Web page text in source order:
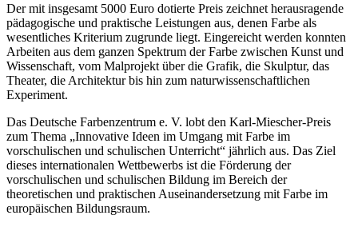
Der mit insgesamt 5000 Euro dotierte Preis zeichnet herausragende
pädagogische und praktische Leistungen aus, denen Farbe als
wesentliches Kriterium zugrunde liegt. Eingereicht werden konnten
Arbeiten aus dem ganzen Spektrum der Farbe zwischen Kunst und
Wissenschaft, vom Malprojekt über die Grafik, die Skulptur, das
Theater, die Architektur bis hin zum naturwissenschaftlichen
Experiment.
Das Deutsche Farbenzentrum e. V. lobt den Karl-Miescher-Preis
zum Thema „Innovative Ideen im Umgang mit Farbe im
vorschulischen und schulischen Unterricht“ jährlich aus. Das Ziel
dieses internationalen Wettbewerbs ist die Förderung der
vorschulischen und schulischen Bildung im Bereich der
theoretischen und praktischen Auseinandersetzung mit Farbe im
europäischen Bildungsraum.